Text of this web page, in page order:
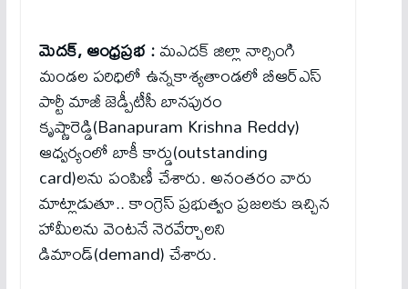
మెద‌క్‌, ఆంధ్ర‌ప్ర‌భ :మ‌ఎదక్ జిల్లా నార్సింగి
మండల పరిధిలో ఉన్నకాశ్యతాండలో బీఆర్ఎస్
పార్టీ మాజీ జెడ్పీటీసీ బానపురం
కృష్ణారెడ్డి(Banapuram Krishna Reddy)
ఆధ్వర్యంలో బాకీ కార్డు(outstanding
card)లను పంపిణీ చేశారు. అనంతరం వారు
మాట్లాడుతూ.. కాంగ్రెస్ ప్రభుత్వం ప్రజలకు ఇచ్చిన
హామీలను వెంటనే నెరవేర్చాలని
డిమాండ్(demand) చేశారు.